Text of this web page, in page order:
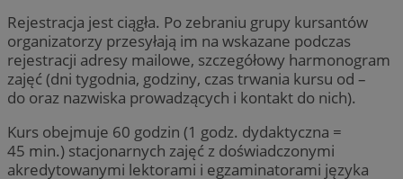
Rejestracja jest ciągła. Po zebraniu grupy kursantów
organizatorzy przesyłają im na wskazane podczas
rejestracji adresy mailowe, szczegółowy harmonogram
zajęć (dni tygodnia, godziny, czas trwania kursu od –
do oraz nazwiska prowadzących i kontakt do nich).
Kurs obejmuje 60 godzin (1 godz. dydaktyczna =
45 min.) stacjonarnych zajęć z doświadczonymi
akredytowanymi lektorami i egzaminatorami języka